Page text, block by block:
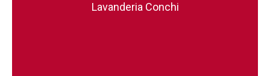
Lavanderia Conchi